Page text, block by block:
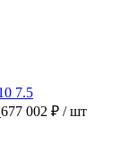
677 002 ₽ / шт